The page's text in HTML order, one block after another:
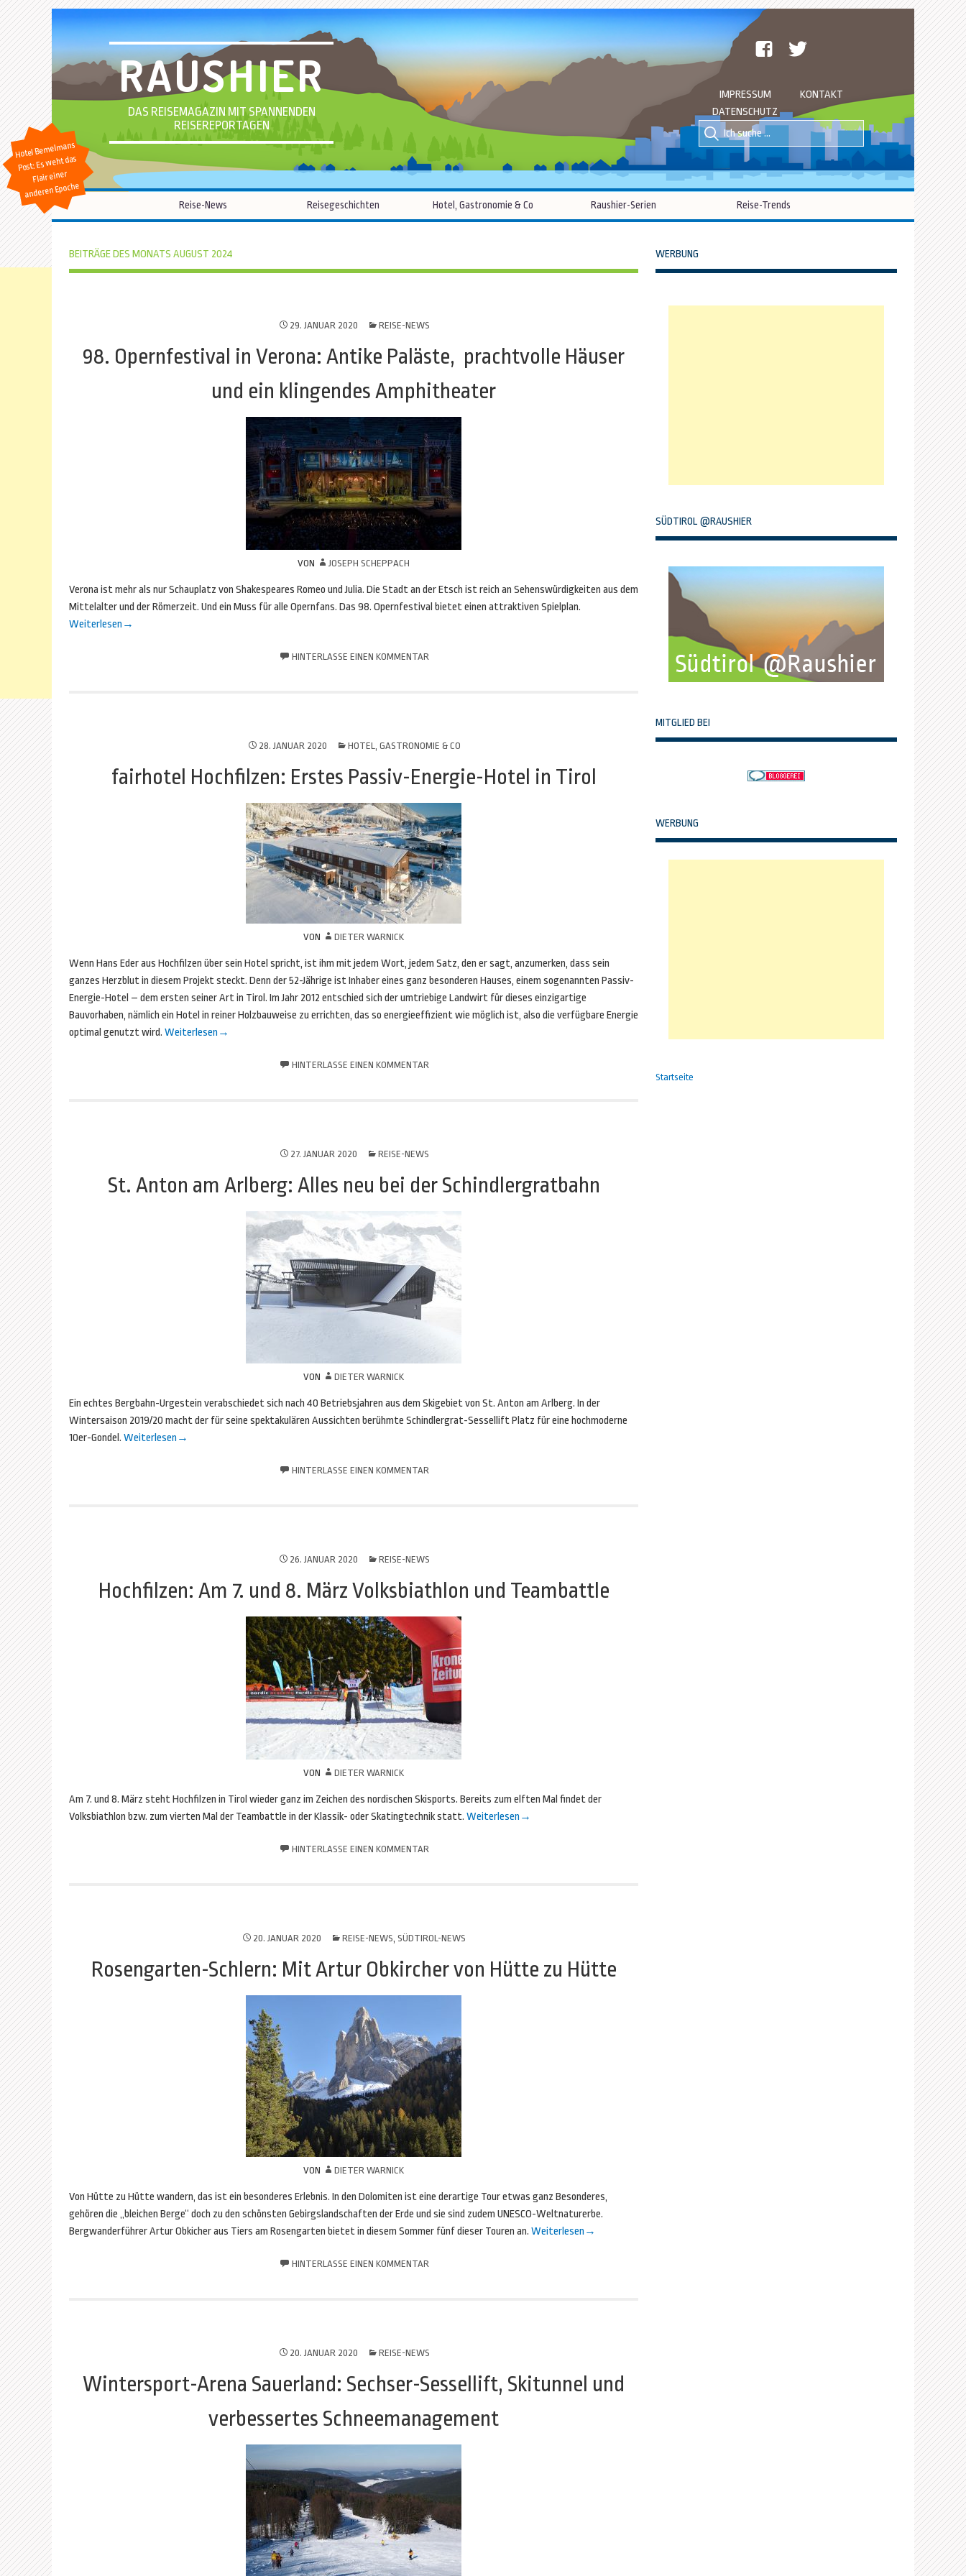
RAUSHIER
DAS REISEMAGAZIN MIT SPANNENDEN
REISEREPORTAGEN
facebook
IMPRESSUM
KONTAKT
DATENSCHUTZ
Suche
nach::
Suche
nach:
Hotel Bemelmans
Post: Es weht das
Flair einer
anderen Epoche
Reise-News Reisegeschichten Hotel, Gastronomie & Co Raushier-Serien Reise-Trends
BEITRÄGE DES MONATS AUGUST 2024
29. JANUAR 2020 REISE-NEWS
98. Opernfestival in Verona: Antike Paläste, prachtvolle Häuser
und ein klingendes Amphitheater
VON JOSEPH SCHEPPACH
Verona ist mehr als nur Schauplatz von Shakespeares Romeo und Julia. Die Stadt an der Etsch ist reich an Sehenswürdigkeiten aus dem
Mittelalter und der Römerzeit. Und ein Muss für alle Opernfans. Das 98. Opernfestival bietet einen attraktiven Spielplan.
Weiterlesen →
HINTERLASSE EINEN KOMMENTAR
28. JANUAR 2020 HOTEL, GASTRONOMIE & CO
fairhotel Hochfilzen: Erstes Passiv-Energie-Hotel in Tirol
VON DIETER WARNICK
Wenn Hans Eder aus Hochfilzen über sein Hotel spricht, ist ihm mit jedem Wort, jedem Satz, den er sagt, anzumerken, dass sein
ganzes Herzblut in diesem Projekt steckt. Denn der 52-Jährige ist Inhaber eines ganz besonderen Hauses, einem sogenannten Passiv-
Energie-Hotel – dem ersten seiner Art in Tirol. Im Jahr 2012 entschied sich der umtriebige Landwirt für dieses einzigartige
Bauvorhaben, nämlich ein Hotel in reiner Holzbauweise zu errichten, das so energieeffizient wie möglich ist, also die verfügbare Energie
optimal genutzt wird. Weiterlesen →
HINTERLASSE EINEN KOMMENTAR
27. JANUAR 2020 REISE-NEWS
St. Anton am Arlberg: Alles neu bei der Schindlergratbahn
VON DIETER WARNICK
Ein echtes Bergbahn-Urgestein verabschiedet sich nach 40 Betriebsjahren aus dem Skigebiet von St. Anton am Arlberg. In der
Wintersaison 2019/20 macht der für seine spektakulären Aussichten berühmte Schindlergrat-Sessellift Platz für eine hochmoderne
10er-Gondel. Weiterlesen →
HINTERLASSE EINEN KOMMENTAR
26. JANUAR 2020 REISE-NEWS
Hochfilzen: Am 7. und 8. März Volksbiathlon und Teambattle
VON DIETER WARNICK
Am 7. und 8. März steht Hochfilzen in Tirol wieder ganz im Zeichen des nordischen Skisports. Bereits zum elften Mal findet der
Volksbiathlon bzw. zum vierten Mal der Teambattle in der Klassik- oder Skatingtechnik statt. Weiterlesen →
HINTERLASSE EINEN KOMMENTAR
20. JANUAR 2020 REISE-NEWS, SÜDTIROL-NEWS
Rosengarten-Schlern: Mit Artur Obkircher von Hütte zu Hütte
VON DIETER WARNICK
Von Hütte zu Hütte wandern, das ist ein besonderes Erlebnis. In den Dolomiten ist eine derartige Tour etwas ganz Besonderes,
gehören die „bleichen Berge“ doch zu den schönsten Gebirgslandschaften der Erde und sie sind zudem UNESCO-Weltnaturerbe.
Bergwanderführer Artur Obkicher aus Tiers am Rosengarten bietet in diesem Sommer fünf dieser Touren an. Weiterlesen →
HINTERLASSE EINEN KOMMENTAR
20. JANUAR 2020 REISE-NEWS
Wintersport-Arena Sauerland: Sechser-Sessellift, Skitunnel und
verbessertes Schneemanagement
WERBUNG
SÜDTIROL @RAUSHIER
MITGLIED BEI
WERBUNG
Startseite